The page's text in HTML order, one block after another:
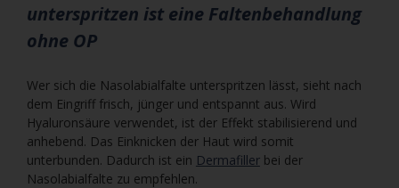
unterspritzen ist eine Faltenbehandlung
ohne OP
Wer sich die Nasolabialfalte unterspritzen lässt, sieht nach
dem Eingriff frisch, jünger und entspannt aus. Wird
Hyaluronsäure verwendet, ist der Effekt stabilisierend und
anhebend. Das Einknicken der Haut wird somit
unterbunden. Dadurch ist ein Dermafillerbei der
Nasolabialfalte zu empfehlen.